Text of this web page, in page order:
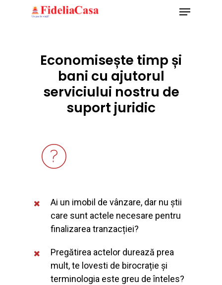
Menu
Economisește timp și
bani cu ajutorul
serviciului nostru de
suport juridic
Ai un imobil de vânzare, dar nu știi
care sunt actele necesare pentru
finalizarea tranzacției?
Pregătirea actelor durează prea
mult, te lovesti de birocrație și
terminologia este greu de înteles?